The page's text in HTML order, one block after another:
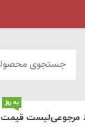
مرجوعیلیست قیمت
به روز